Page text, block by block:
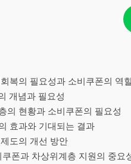
복의 필요성과 소비쿠폰의 역
개념과 필요성
의 현황과 소비쿠폰의 필요성
효과와 기대되는 결과
도의 개선 방안
폰과 차상위계층 지원의 중요